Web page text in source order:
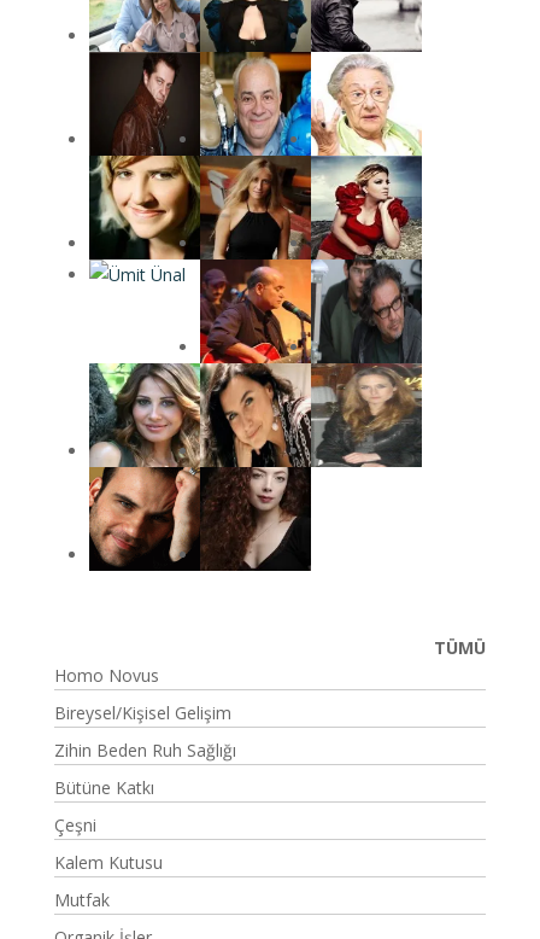
TÜMÜ
Homo Novus
Bireysel/Kişisel Gelişim
Zihin Beden Ruh Sağlığı
Bütüne Katkı
Çeşni
Kalem Kutusu
Mutfak